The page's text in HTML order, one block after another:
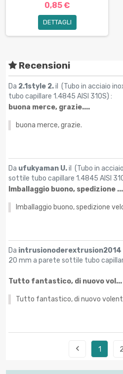
0,85 €
DETTAGLI
Recensioni
Da 2.1style 2.il (Tubo in acciaio
tubo capillare 1.4845 AISI 310S) :
buona merce, grazie....
buona merce, grazie.
Da ufukyaman U.il (Tubo in
sottile tubo capillare 1.4845 AISI
Imballaggio buono, spedizione ...
Imballaggio buono, spedizione
Da intrusionoderextrusion2014
20 mm a parete sottile tubo
Tutto fantastico, di nuovo vol...
Tutto fantastico, di nuovo
 1 2